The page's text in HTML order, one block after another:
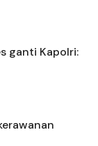
ganti Kapolri: